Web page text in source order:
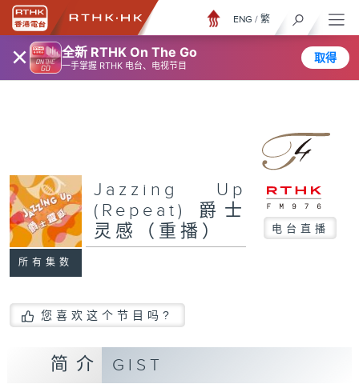
× 全新 RTHK On The Go
一手掌握 RTHK 电台、电视节目
取得
ENG / 繁
所有集数
Jazzing Up
(Repeat) 爵士
灵感（重播）
电台直播
您喜欢这个节目吗?
简介 GIST